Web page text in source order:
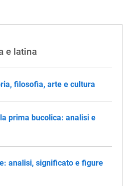
e latina
filosofia, arte e cultura
prima bucolica: analisi e
analisi, significato e figure